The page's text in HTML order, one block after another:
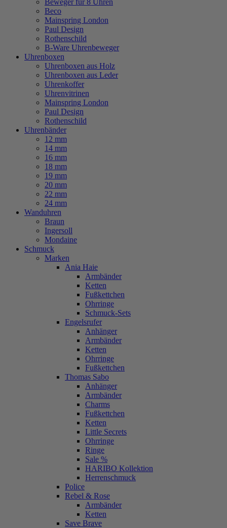
Beweger für 8 Uhren
Beco
Mainspring London
Paul Design
Rothenschild
B-Ware Uhrenbeweger
Uhrenboxen
Uhrenboxen aus Holz
Uhrenboxen aus Leder
Uhrenkoffer
Uhrenvitrinen
Mainspring London
Paul Design
Rothenschild
Uhrenbänder
12 mm
14 mm
16 mm
18 mm
19 mm
20 mm
22 mm
24 mm
Wanduhren
Braun
Ingersoll
Mondaine
Schmuck
Marken
Ania Haie
Armbänder
Ketten
Fußkettchen
Ohrringe
Schmuck-Sets
Engelsrufer
Anhänger
Armbänder
Ketten
Ohrringe
Fußkettchen
Thomas Sabo
Anhänger
Armbänder
Charms
Fußkettchen
Ketten
Little Secrets
Ohrringe
Ringe
Sale %
HARIBO Kollektion
Herrenschmuck
Police
Rebel & Rose
Armbänder
Ketten
Save Brave